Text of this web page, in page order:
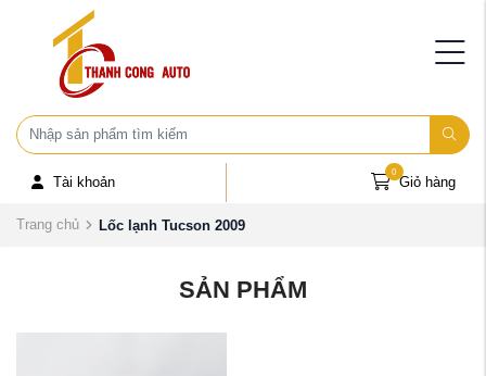
Tài khoản Giỏ hàng
0
Trang chủ Lốc lạnh Tucson 2009
SẢN PHẨM